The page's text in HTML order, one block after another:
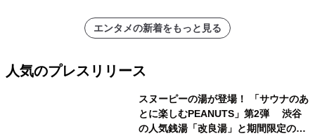
エンタメの新着をもっと見る
人気のプレスリリース
スヌーピーの湯が登場！ 「サウナのあ
とに楽しむPEANUTS」第2弾 渋谷
の人気銭湯「改良湯」と期間限定のコ